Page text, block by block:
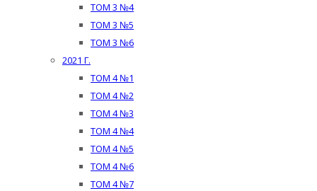
ТОМ 3 №4
ТОМ 3 №5
ТОМ 3 №6
2021 Г.
ТОМ 4 №1
ТОМ 4 №2
ТОМ 4 №3
ТОМ 4 №4
ТОМ 4 №5
ТОМ 4 №6
ТОМ 4 №7